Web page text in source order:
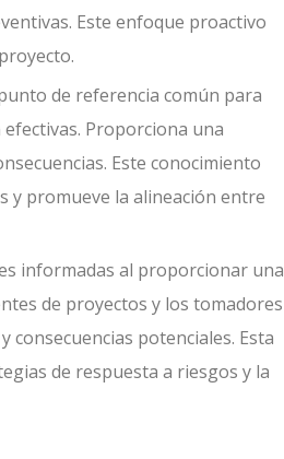
Este enfoque proactivo
de referencia común para
Proporciona una
Este conocimiento
y promueve la alineación entre
informadas al proporcionar una
de proyectos y los tomadores
potenciales. Esta
de respuesta a riesgos y la